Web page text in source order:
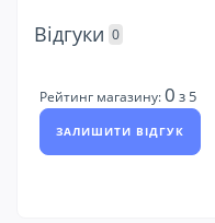
Відгуки 0
Рейтинг магазину:0 з 5
ЗАЛИШИТИ ВІДГУК